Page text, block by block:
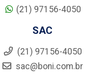
(21) 97156-4050
SAC
(21) 97156-4050
sac@boni.com.br